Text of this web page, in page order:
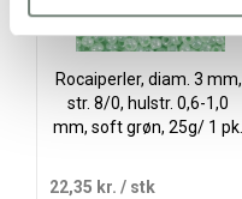
Rocaiperler, diam. 3 mm,
str. 8/0, hulstr. 0,6-1,0
mm, soft grøn, 25g/ 1 pk.
22,35 kr. / stk